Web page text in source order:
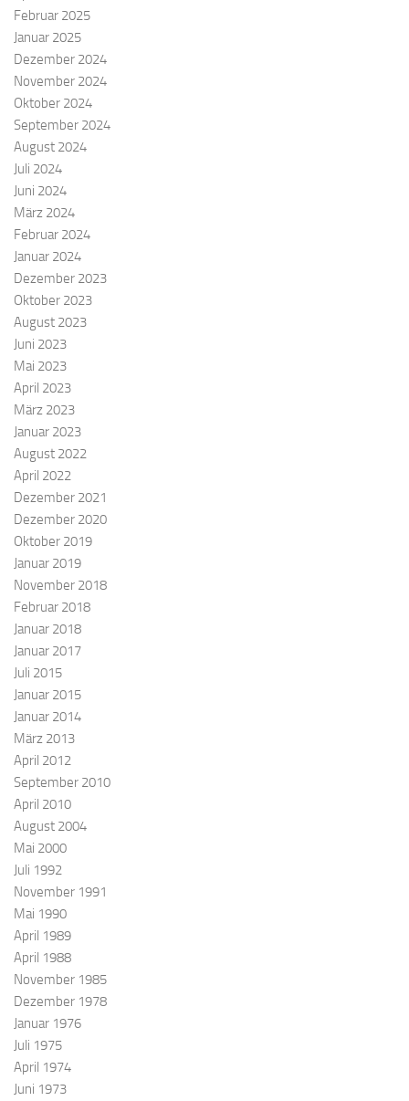
Februar 2025
Januar 2025
Dezember 2024
November 2024
Oktober 2024
September 2024
August 2024
Juli 2024
Juni 2024
März 2024
Februar 2024
Januar 2024
Dezember 2023
Oktober 2023
August 2023
Juni 2023
Mai 2023
April 2023
März 2023
Januar 2023
August 2022
April 2022
Dezember 2021
Dezember 2020
Oktober 2019
Januar 2019
November 2018
Februar 2018
Januar 2018
Januar 2017
Juli 2015
Januar 2015
Januar 2014
März 2013
April 2012
September 2010
April 2010
August 2004
Mai 2000
Juli 1992
November 1991
Mai 1990
April 1989
April 1988
November 1985
Dezember 1978
Januar 1976
Juli 1975
April 1974
Juni 1973